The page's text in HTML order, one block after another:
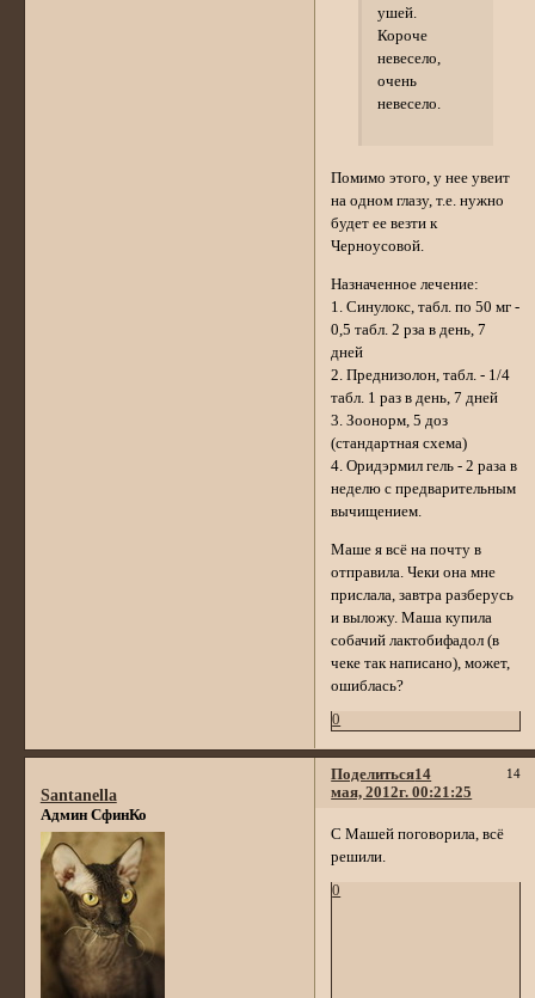
ушей.
Короче
невесело,
очень
невесело.
Помимо этого, у нее увеит
на одном глазу, т.е. нужно
будет ее везти к
Черноусовой.
Назначенное лечение:
1. Синулокс, табл. по 50 мг -
0,5 табл. 2 рза в день, 7
дней
2. Преднизолон, табл. - 1/4
табл. 1 раз в день, 7 дней
3. Зоонорм, 5 доз
(стандартная схема)
4. Оридэрмил гель - 2 раза в
неделю с предварительным
вычищением.
Маше я всё на почту в
отправила. Чеки она мне
прислала, завтра разберусь
и выложу. Маша купила
собачий лактобифадол (в
чеке так написано), может,
ошиблась?
0
Поделиться 14
14
мая, 2012г. 00:21:25
Santanella
Админ СфинКо
С Машей поговорила, всё
решили.
0